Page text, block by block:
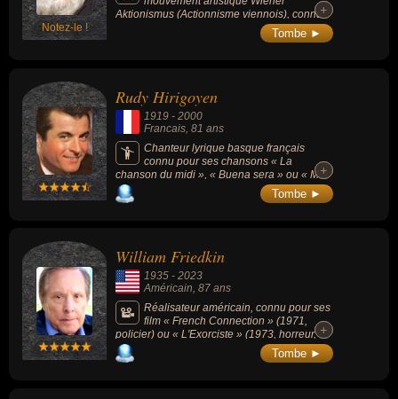
Notez-le !
Aktionismus (Actionnisme viennois), connu
pour ses performances mettant en scène
corps nus et sang animal, il a choqué en
+
+
Tombe ►
Rudy Hirigoyen
1919 - 2000
Francais , 81 ans
Chanteur lyrique basque français
connu pour ses chansons « La
chanson du midi », « Buena sera » ou « Mia
Cara Carina ».
+
+
Tombe ►
William Friedkin
1935 - 2023
Américain, 87 ans
Réalisateur américain, connu pour ses
film « French Connection » (1971,
policier) ou « L'Exorciste » (1973, horreur,
Oscar du meilleur réalisateur), considérés
comme des classiques du cinéma américain.
+
+
Tombe ►